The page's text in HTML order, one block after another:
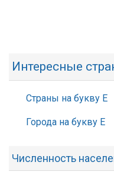
Интересные
Страны на букву Е
Города на букву Е
Численность